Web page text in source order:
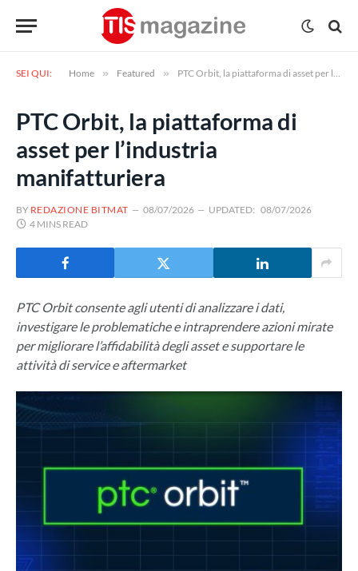
SEI QUI: Home » Featured » PTC Orbit, la piattaforma di asset per l’industria manifatturiera
PTC Orbit, la piattaforma di
asset per l’industria
manifatturiera
BY REDAZIONE BITMAT 08/07/2026 UPDATED: 08/07/2026
4 MINS READ
PTC Orbit consente agli utenti di analizzare i dati,
investigare le problematiche e intraprendere azioni mirate
per migliorare l’affidabilità degli asset e supportare le
attività di service e aftermarket